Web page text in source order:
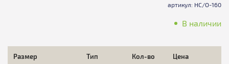
артикул: НС/О-160
В наличии
Размер Тип Кол-во Цена